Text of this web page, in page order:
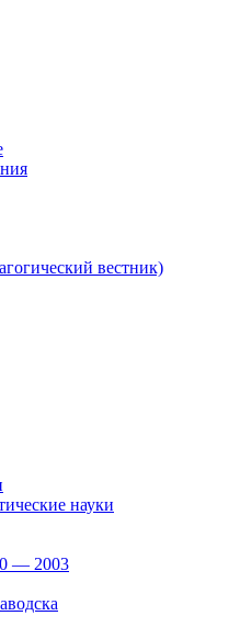
вестник)
науки
— 2003